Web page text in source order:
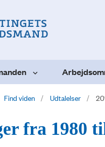
Find viden Udtalelser
fra 1980